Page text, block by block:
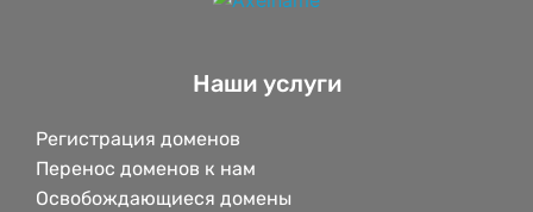
Наши услуги
Регистрация доменов
Перенос доменов к нам
Освобождающиеся домены